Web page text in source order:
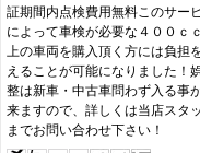
証期間内点検費用無料このサー
によって車検が必要な４００ｃ
上の車両を購入頂く方には負担
えることが可能になりました！
整は新車・中古車問わず入る事
来ますので、詳しくは当店スタ
までお問い合わせ下さい！